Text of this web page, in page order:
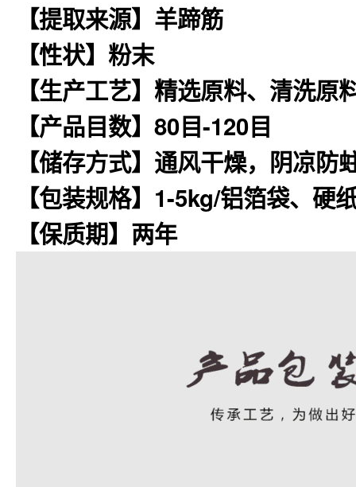
【提取来源】 羊蹄筋
【性状】粉末
【生产工艺】精选原料、清洗
【产品目数】80目-120目
【储存方式】通风干燥，阴凉防
【包装规格】1-5kg/铝箔袋、硬
【保质期】两年